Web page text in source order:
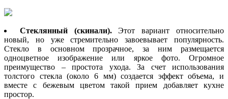
Стеклянный (скинали).Этот вариант относительно
новый, но уже стремительно завоевывает популярность.
Стекло в основном прозрачное, за ним размещается
одноцветное изображение или яркое фото. Огромное
преимущество – простота ухода. За счет использования
толстого стекла (около 6 мм) создается эффект объема, и
вместе с бежевым цветом такой прием добавляет кухне
простор.